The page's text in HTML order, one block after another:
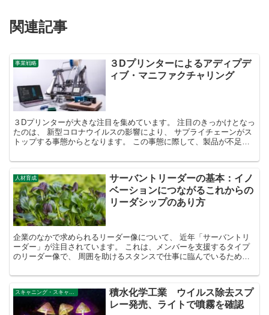
関連記事
事業戦略
３Dプリンターによるアディプデ
ィブ・マニファクチャリング
３Dプリンターが大きな注目を集めています。 注目のきっかけとなっ
たのは、 新型コロナウイルスの影響により、 サプライチェーンがス
トップする事態からとなります。 この事態に際して、製品が不足し
人材育成
サーバントリーダーの基本：イノ
ベーションにつながるこれからの
リーダシップのあり方
企業のなかで求められるリーダー像について、 近年「サーバントリ
ーダー」が注目されています。 これは、メンバーを支援するタイプ
のリーダー像で、 周囲を助けるスタンスで仕事に臨んでいるため、
積水化学工業 ウイルス除去スプ
レー発売、ライトで噴霧を確認